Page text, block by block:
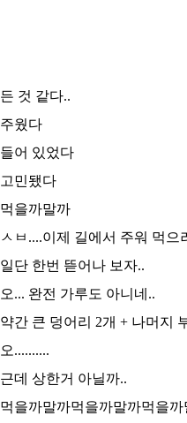
든 것 같다..
주웠다
들어 있었다
고민됐다
먹을까말까
ㅅㅂ....이제 길에서 주워 먹으
일단 한번 뜯어나 보자..
오... 완전 가루도 아니네..
약간 큰 덩어리 2개 + 나머지
오..........
근데 상한거 아닐까..
먹을까말까먹을까말까먹을까